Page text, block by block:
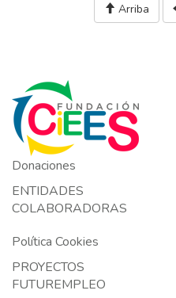
Arriba
Donaciones
ENTIDADES
COLABORADORAS
Política Cookies
PROYECTOS
FUTUREMPLEO